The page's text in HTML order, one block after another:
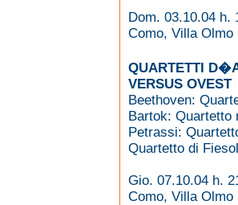
Dom. 03.10.04 h.
Como, Villa Olmo
QUARTETTI
VERSUS OVEST
Beethoven:
Bartok: Quartetto
Petrassi:
Quartetto di
Gio. 07.10.04 h.
Como, Villa Olmo